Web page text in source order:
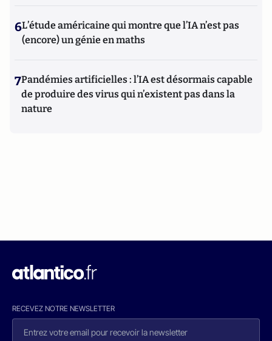
6L’étude américaine qui montre que l’IA n’est pas
(encore) un génie en maths
7Pandémies artificielles : l’IA est désormais capable
de produire des virus qui n’existent pas dans la
nature
RECEVEZ NOTRE NEWSLETTER